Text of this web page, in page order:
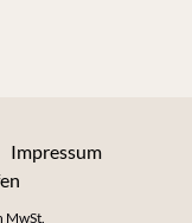
Impressum
MwSt.